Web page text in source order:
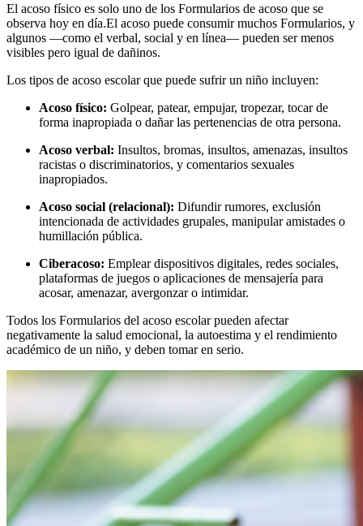
El acoso físico es solo uno de los Formularios de acoso que se
observa hoy en día.El acoso puede consumir muchos Formularios, y
algunos —como el verbal, social y en línea— pueden ser menos
visibles pero igual de dañinos.
Los tipos de acoso escolar que puede sufrir un niño incluyen:
Acoso físico: Golpear, patear, empujar, tropezar, tocar de
forma inapropiada o dañar las pertenencias de otra persona.
Acoso verbal: Insultos, bromas, insultos, amenazas, insultos
racistas o discriminatorios, y comentarios sexuales
inapropiados.
Acoso social (relacional): Difundir rumores, exclusión
intencionada de actividades grupales, manipular amistades o
humillación pública.
Ciberacoso: Emplear dispositivos digitales, redes sociales,
plataformas de juegos o aplicaciones de mensajería para
acosar, amenazar, avergonzar o intimidar.
Todos los Formularios del acoso escolar pueden afectar
negativamente la salud emocional, la autoestima y el rendimiento
académico de un niño, y deben tomar en serio.